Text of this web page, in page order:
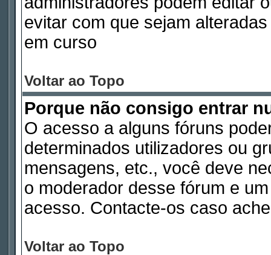
evitar com que sejam
em curso
Voltar ao Topo
Porque não consigo entrar
O acesso a alguns fóruns
determinados utilizadores ou
mensagens, etc., você deve
o moderador desse fórum e
acesso. Contacte-os caso
Voltar ao Topo